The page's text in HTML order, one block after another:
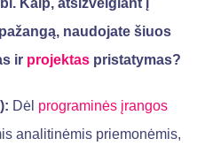
Kaip, atsižvelgiant į
naudojate šiuos
ir projektas pristatymas?
Dėl programinės įrangos
analitinėmis priemonėmis,